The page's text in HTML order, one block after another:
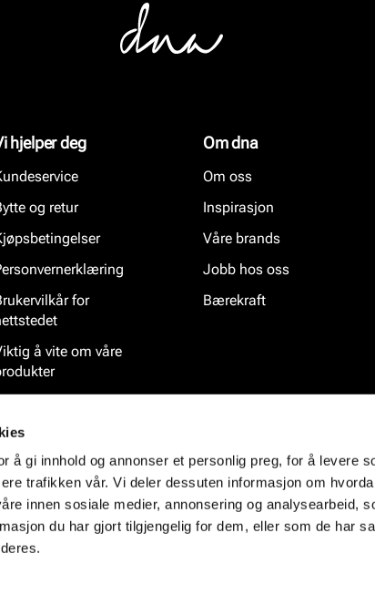
å gi innhold og annonser et personlig preg, for å levere
trafikken vår. Vi deler dessuten informasjon om
innen sosiale medier, annonsering og analysearbeid,
du har gjort tilgjengelig for dem, eller som de har
hjelper deg
og retur
for
å vite om våre
Om dna
Om oss
Inspirasjon
Våre brands
Jobb hos oss
Bærekraft